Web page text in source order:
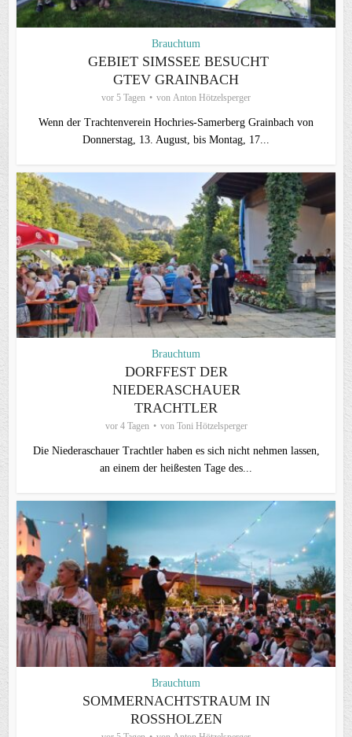
Brauchtum
GEBIET SIMSSEE BESUCHT
GTEV GRAINBACH
vor 5 Tagen von Anton Hötzelsperger
Wenn der Trachtenverein Hochries-Samerberg Grainbach von
Donnerstag, 13. August, bis Montag, 17...
Brauchtum
DORFFEST DER
NIEDERASCHAUER
TRACHTLER
vor 4 Tagen von Toni Hötzelsperger
Die Niederaschauer Trachtler haben es sich nicht nehmen lassen,
an einem der heißesten Tage des...
Brauchtum
SOMMERNACHTSTRAUM IN
ROSSHOLZEN